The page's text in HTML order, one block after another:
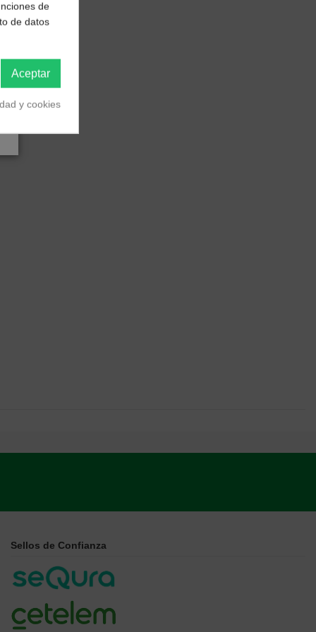
Sellos de Confianza
de
de datos
Aceptar
y cookies